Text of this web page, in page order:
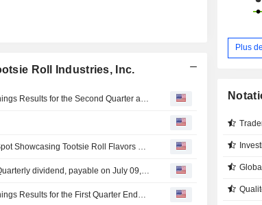
Roll Industries, Inc.
Plus